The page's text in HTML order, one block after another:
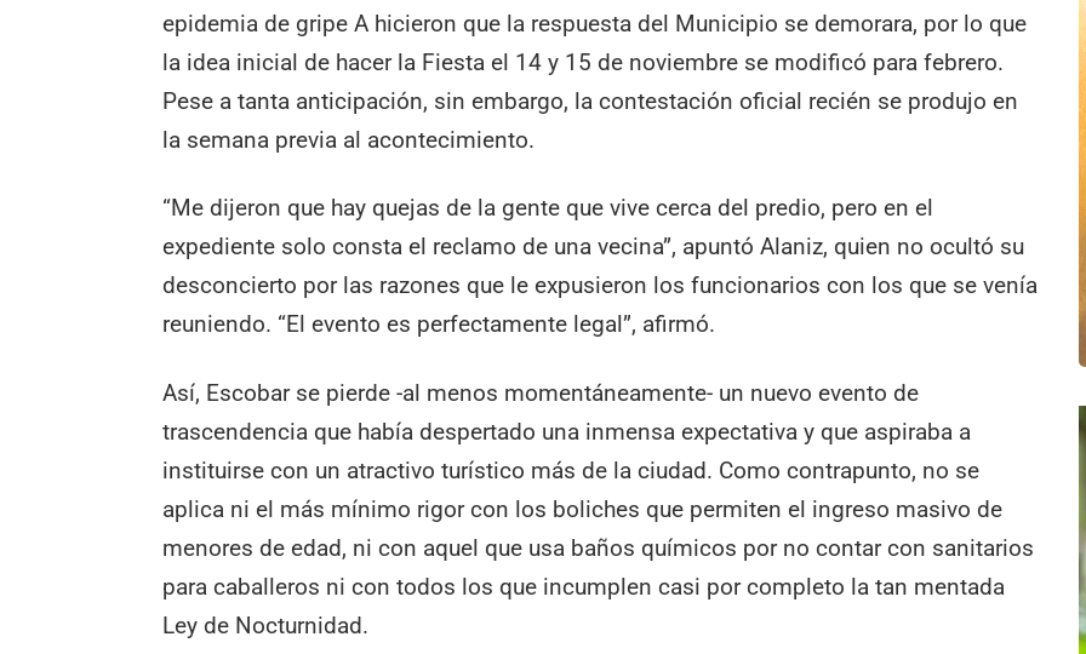
epidemia de gripe A hicieron que la respuesta del Municipio se demorara, por lo que
la idea inicial de hacer la Fiesta el 14 y 15 de noviembre se modificó para febrero.
Pese a tanta anticipación, sin embargo, la contestación oficial recién se produjo en
la semana previa al acontecimiento.
“Me dijeron que hay quejas de la gente que vive cerca del predio, pero en el
expediente solo consta el reclamo de una vecina”, apuntó Alaniz, quien no ocultó su
desconcierto por las razones que le expusieron los funcionarios con los que se venía
reuniendo. “El evento es perfectamente legal”, afirmó.
Así, Escobar se pierde -al menos momentáneamente- un nuevo evento de
trascendencia que había despertado una inmensa expectativa y que aspiraba a
instituirse con un atractivo turístico más de la ciudad. Como contrapunto, no se
aplica ni el más mínimo rigor con los boliches que permiten el ingreso masivo de
menores de edad, ni con aquel que usa baños químicos por no contar con sanitarios
para caballeros ni con todos los que incumplen casi por completo la tan mentada
Ley de Nocturnidad.